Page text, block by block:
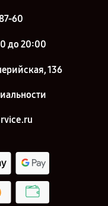
60
до 20:00
136